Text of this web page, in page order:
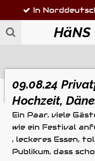
Hauptinhalt
springen
HäNS
In
09.08.24
Hochzeit,
Ein Paar, viele
wie ein Festival
, leckeres Essen,
Publikum, dass